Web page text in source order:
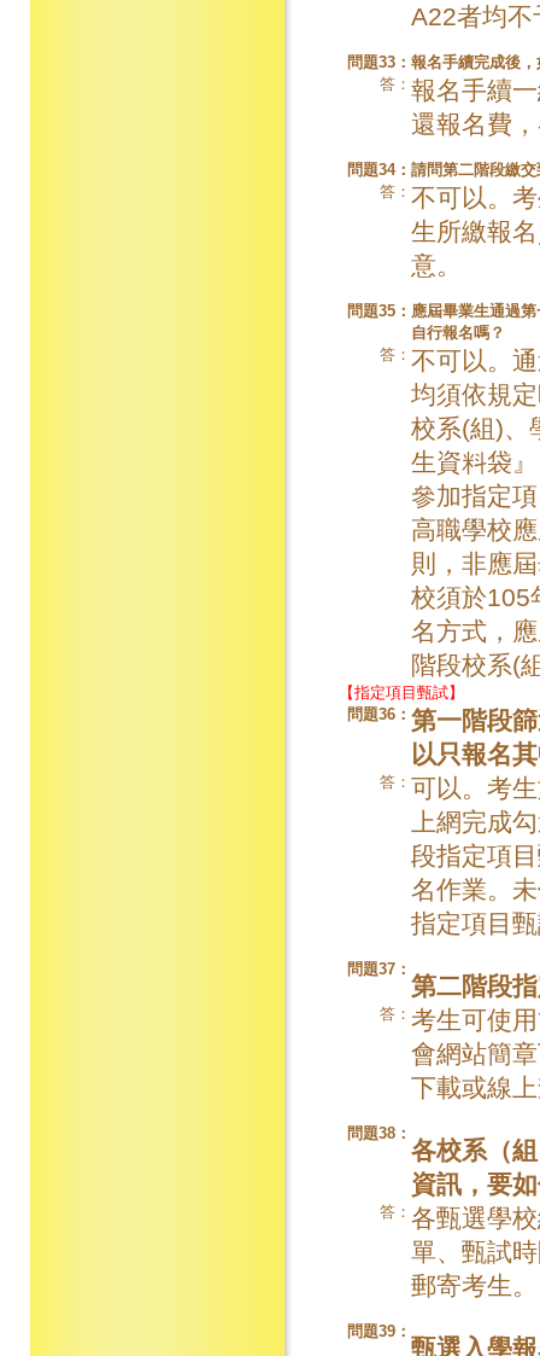
A22者均不
問題33： 報名手續完成後
答： 報名手續
還報名費
問題34： 請問第二階段繳
答： 不可以。
生所繳報
意。
問題35： 應屆畢業生通過
自行報名嗎？
答： 不可以。
均須依規
校系(組)、
生資料袋
參加指定
高職學校
則，非應
校須於105
名方式，
階段校系(
【指定項目甄試】
問題36： 第一階段
以只報名
答： 可以。考
上網完成
段指定項
名作業。
指定項目
問題37：
第二階段
答： 考生可使
會網站簡
下載或線
問題38：
各校系（
資訊，要
答： 各甄選學
單、甄試
郵寄考生。
問題39：
甄選入學